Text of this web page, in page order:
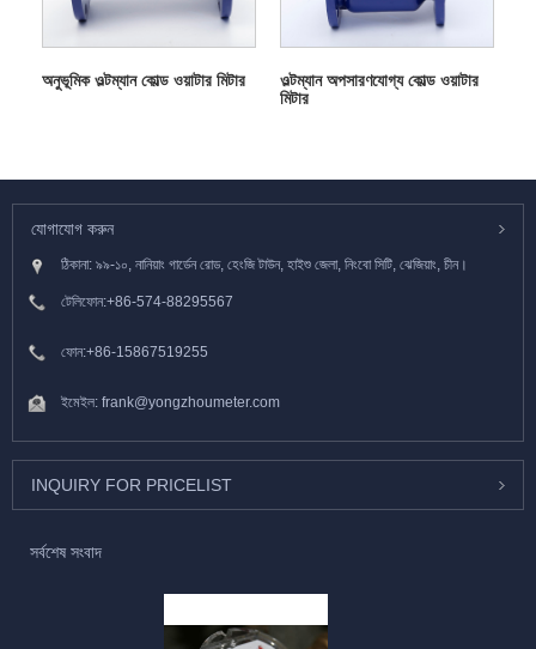
অনুভূমিক ওল্টম্যান কোল্ড ওয়াটার মিটার
ওল্টম্যান অপসারণযোগ্য কোল্ড ওয়াটার
মিটার
যোগাযোগ করুন
ঠিকানা: ৯৯-১০, নানিয়াং গার্ডেন রোড, হেংজি টাউন, হাইশু জেলা, নিংবো সিটি, ঝেজিয়াং, চীন।
টেলিফোন:+86-574-88295567
ফোন:+86-15867519255
ইমেইল: frank@yongzhoumeter.com
INQUIRY FOR PRICELIST
সর্বশেষ সংবাদ